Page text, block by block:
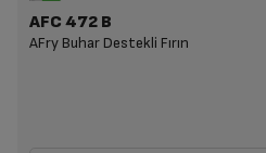
AFC 472 B
AFry Buhar Destekli Fırın